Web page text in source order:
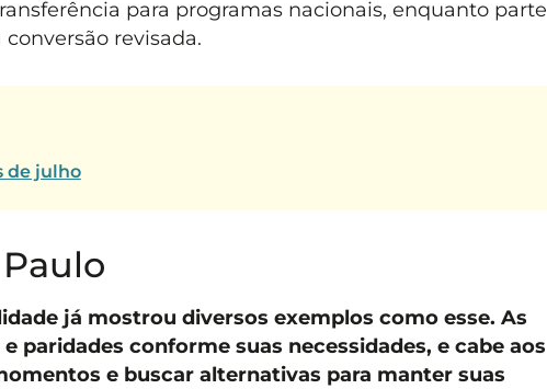
para programas nacionais, enquanto parte
revisada.
de julho
já mostrou diversos exemplos como esse. As
paridades conforme suas necessidades, e cabe aos
e buscar alternativas para manter suas